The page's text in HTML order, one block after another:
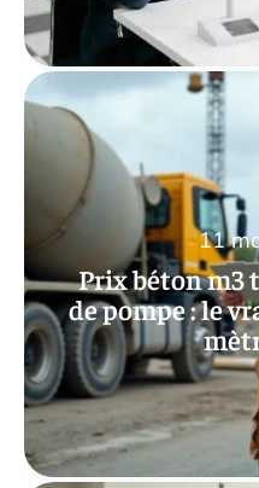
Prix béton m3
de pompe : le
11